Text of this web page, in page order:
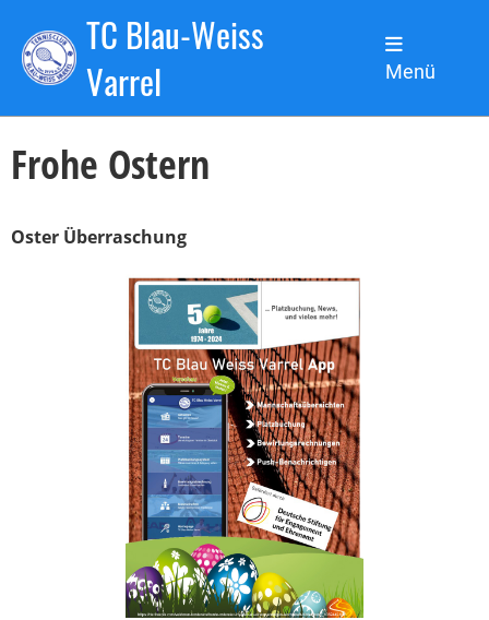
TC Blau-Weiss
Varrel
Menü
Zurück
, Sanchez de la Torre Nicolas
Frohe Ostern
Oster Überraschung